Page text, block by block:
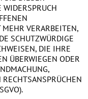
WIDERSPRUCH
VERARBEITEN,
SCHUTZWÜRDIGE
DIE IHRE
ÜBERWIEGEN ODER